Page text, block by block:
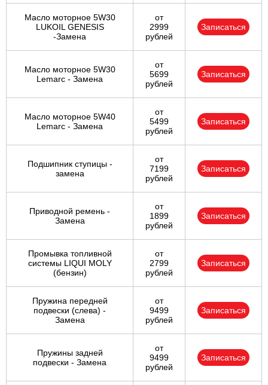
Масло моторное 5W30
LUKOIL GENESIS
-Замена
от
2999
рублей
Записаться
Масло моторное 5W30
Lemarc - Замена
от
5699
рублей
Записаться
Масло моторное 5W40
Lemarc - Замена
от
5499
рублей
Записаться
Подшипник ступицы -
замена
от
7199
рублей
Записаться
Приводной ремень -
Замена
от
1899
рублей
Записаться
Промывка топливной
системы LIQUI MOLY
(бензин)
от
2799
рублей
Записаться
Пружина передней
подвески (слева) -
Замена
от
9499
рублей
Записаться
Пружины задней
подвески - Замена
от
9499
рублей
Записаться